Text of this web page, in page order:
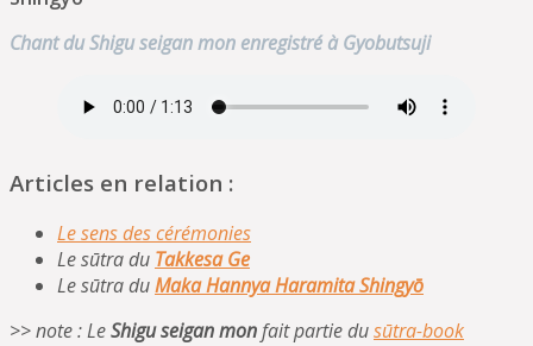
Chant du Shigu seigan mon enregistré à Gyobutsuji
Articles en relation :
Le sens des cérémonies
Le sūtra du Takkesa Ge
Le sūtra duMaka Hannya Haramita Shingyō
>> note : LeShigu seigan monfait partie dusūtra-book